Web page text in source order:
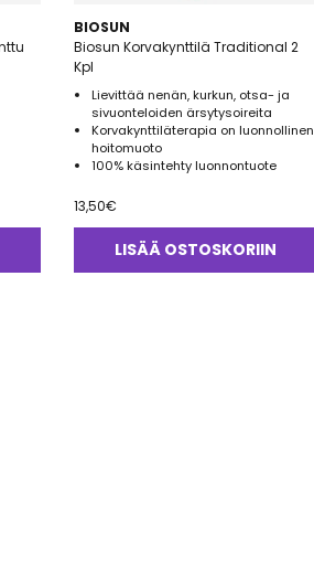
BIOSUN
Biosun Korvakynttilä Traditional 2
Kpl
Lievittää nenän, kurkun, otsa- ja
sivuonteloiden ärsytysoireita
Korvakynttiläterapia on luonnollinen
hoitomuoto
100% käsintehty luonnontuote
13,50€
LISÄÄ OSTOSKORIIN